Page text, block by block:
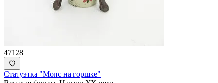
47128
Статуэтка "Мопс на горшке"